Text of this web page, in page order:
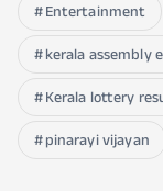
Entertainment
kerala assembly
Kerala lottery
pinarayi vijayan